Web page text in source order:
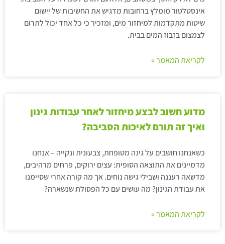
אינסטלטור מומלץ ברחובות מדגיש את החשיבות של יישום
שיטות מתקדמות למיחזור מים, ומזכיר כי כל אחד יכול לתרום
לצמצום בזבוז המים בבית.
לקריאת המאמר »
מדוע חשוב לבצע מיחזור לאחר עבודות גינון
ואיך זה תורם לאיכות הסביבה?
כשאנחנו חושבים על גינה מטופחת, צבעונית ונקייה – אנחנו
מדמיינים את התוצאה הסופית: עצים ירוקים, פרחים מרהיבים,
מדשאה רעננה ושבילי גישה נוחים. אך מה קורה אחרי שסיימנו
את עבודת הגינון? מה עושים עם כל הפסולת שנשארה?
לקריאת המאמר »